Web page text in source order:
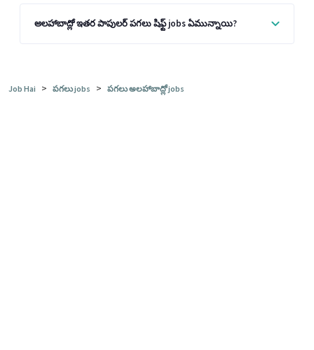
అలహాబాద్లో ఇతర పాపులర్ పగలు షిఫ్ట్ jobs ఏమున్నాయి?
Job Hai > పగలు jobs > పగలు అలహాబాద్లో jobs